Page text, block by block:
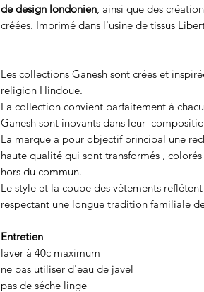
de design londonien, ainsi que des
créées. Imprimé dans l'usine de tissus
Les collections Ganesh sont crées et
religion Hindoue.
La collection convient parfaitement à
Ganesh sont inovants dans leur
La marque a pour objectif principal une
haute qualité qui sont transformés ,
hors du commun.
Le style et la coupe des vêtements
respectant une longue tradition familiale
Entretien
laver à 40c maximum
ne pas utiliser d'eau de javel
pas de séche linge